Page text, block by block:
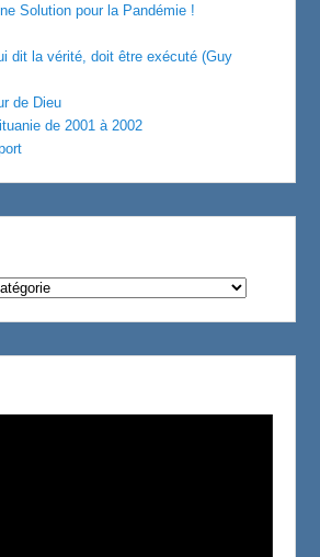
Solution pour la Pandémie !
dit la vérité, doit être exécuté (Guy
de Dieu
de 2001 à 2002